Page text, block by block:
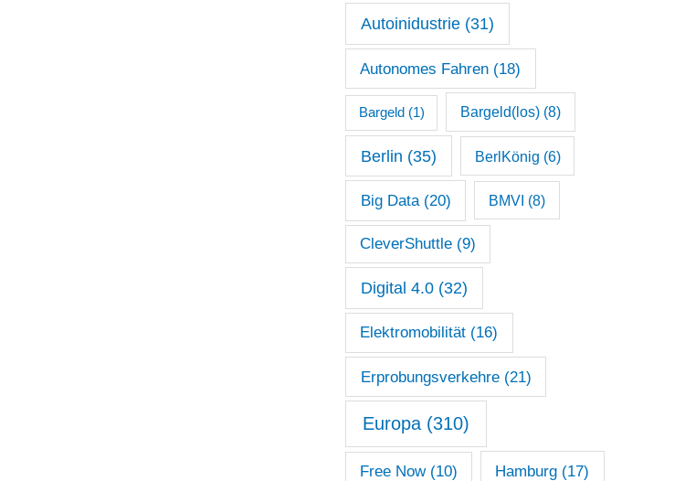
h
Autoinidustrie(31)
Autonomes Fahren (18)
Bargeld (1) Bargeld(los)(8)
Berlin (35) BerlKönig (6)
Big Data(20) BMVI (8)
CleverShuttle(9)
Digital 4.0(32)
Elektromobilität (16)
Erprobungsverkehre(21)
Europa(310)
Free Now(10) Hamburg (17)